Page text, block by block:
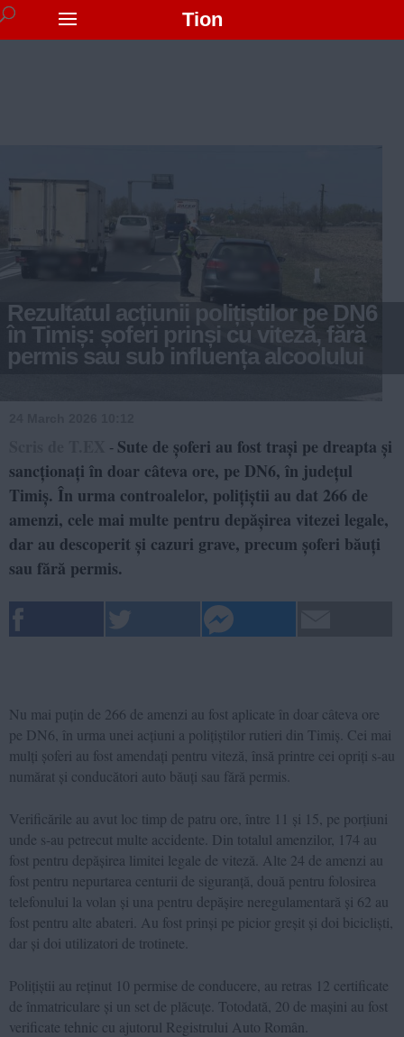
Tion
Rezultatul acțiunii polițiștilor pe DN6
în Timiș: șoferi prinși cu viteză, fără
permis sau sub influența alcoolului
- Sute de șoferi au fost trași pe dreapta și
sancționați în doar câteva ore, pe DN6, în județul
Timiș. În urma controalelor, polițiștii au dat 266 de
amenzi, cele mai multe pentru depășirea vitezei legale,
dar au descoperit și cazuri grave, precum șoferi băuți
sau fără permis.
Nu mai puțin de 266 de amenzi au fost aplicate în doar câteva ore
pe DN6, în urma unei acțiuni a polițiștilor rutieri din Timiș. Cei mai
mulți șoferi au fost amendați pentru viteză, însă printre cei opriți s-au
numărat și conducători auto băuți sau fără permis.
Verificările au avut loc timp de patru ore, între 11 și 15, pe porțiuni
unde s-au petrecut multe accidente. Din totalul amenzilor, 174 au
fost pentru depășirea limitei legale de viteză. Alte 24 de amenzi au
fost pentru nepurtarea centurii de siguranță, două pentru folosirea
telefonului la volan și una pentru depășire neregulamentară și 62 au
fost pentru alte abateri. Au fost prinși pe picior greșit și doi bicicliști,
dar și doi utilizatori de trotinete.
Polițiștii au reținut 10 permise de conducere, au retras 12 certificate
de înmatriculare și un set de plăcuțe. Totodată, 20 de mașini au fost
verificate tehnic cu ajutorul Registrului Auto Român.